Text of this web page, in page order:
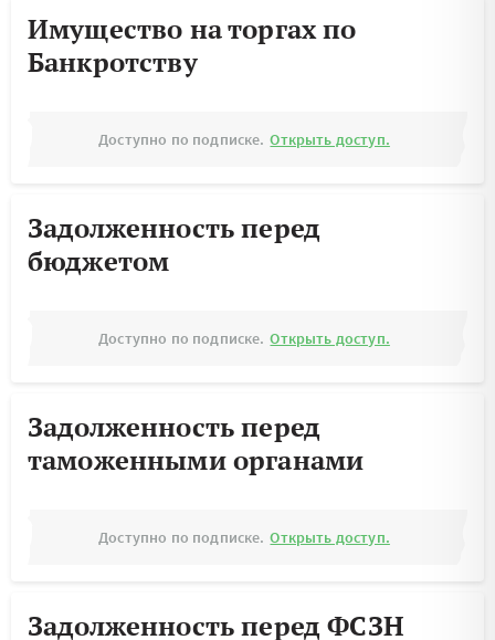
Имущество на торгах по
Банкротству
Доступно по подписке. Открыть доступ.
Задолженность перед
бюджетом
Доступно по подписке. Открыть доступ.
Задолженность перед
таможенными органами
Доступно по подписке. Открыть доступ.
Задолженность перед ФСЗН